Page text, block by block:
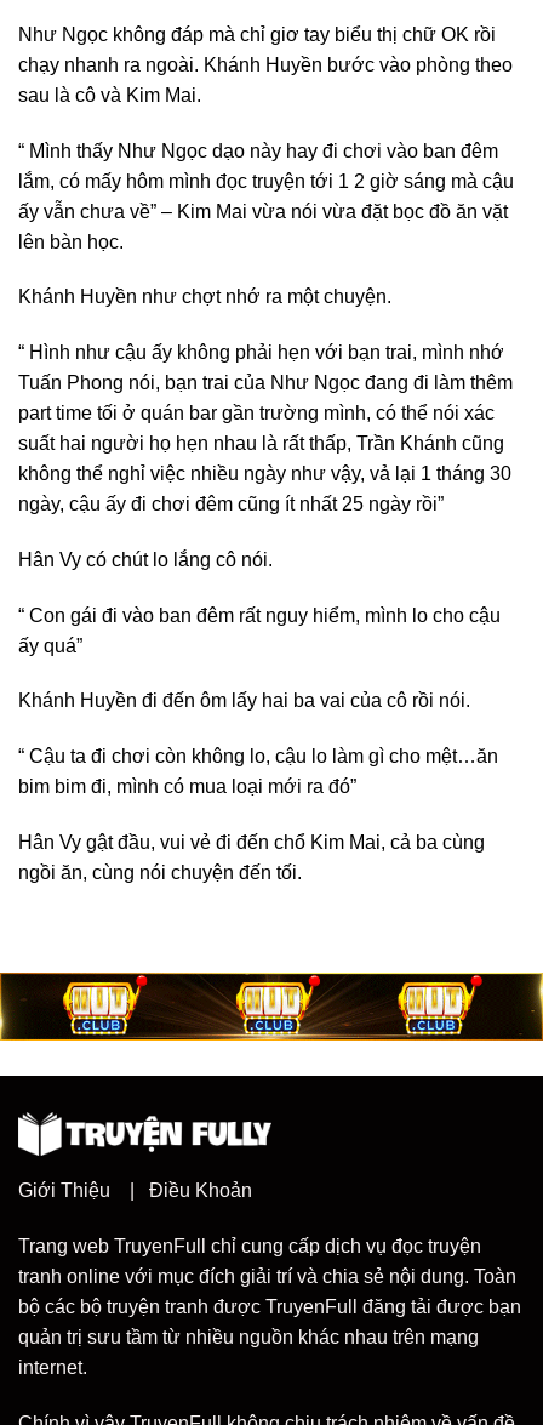
Như Ngọc không đáp mà chỉ giơ tay biểu thị chữ OK rồi
chạy nhanh ra ngoài. Khánh Huyền bước vào phòng theo
sau là cô và Kim Mai.
“ Mình thấy Như Ngọc dạo này hay đi chơi vào ban đêm
lắm, có mấy hôm mình đọc truyện tới 1 2 giờ sáng mà cậu
ấy vẫn chưa về” – Kim Mai vừa nói vừa đặt bọc đồ ăn vặt
lên bàn học.
Khánh Huyền như chợt nhớ ra một chuyện.
“ Hình như cậu ấy không phải hẹn với bạn trai, mình nhớ
Tuấn Phong nói, bạn trai của Như Ngọc đang đi làm thêm
part time tối ở quán bar gần trường mình, có thể nói xác
suất hai người họ hẹn nhau là rất thấp, Trần Khánh cũng
không thể nghỉ việc nhiều ngày như vậy, vả lại 1 tháng 30
ngày, cậu ấy đi chơi đêm cũng ít nhất 25 ngày rồi”
Hân Vy có chút lo lắng cô nói.
“ Con gái đi vào ban đêm rất nguy hiểm, mình lo cho cậu
ấy quá”
Khánh Huyền đi đến ôm lấy hai ba vai của cô rồi nói.
“ Cậu ta đi chơi còn không lo, cậu lo làm gì cho mệt…ăn
bim bim đi, mình có mua loại mới ra đó”
Hân Vy gật đầu, vui vẻ đi đến chổ Kim Mai, cả ba cùng
ngồi ăn, cùng nói chuyện đến tối.
Giới Thiệu Điều Khoản
Trang web TruyenFull chỉ cung cấp dịch vụ đọc truyện
tranh online với mục đích giải trí và chia sẻ nội dung. Toàn
bộ các bộ truyện tranh được TruyenFull đăng tải được bạn
quản trị sưu tầm từ nhiều nguồn khác nhau trên mạng
internet.